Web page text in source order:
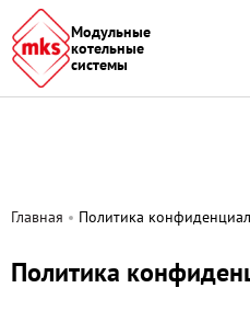
(function(w,d,u){ var
(Date.now()/60000|0); var
[0];h.parentNode.insertBefore(s,h); })
(window,document,'https://
Модульные
котельные
системы
Главная Политика
Политика